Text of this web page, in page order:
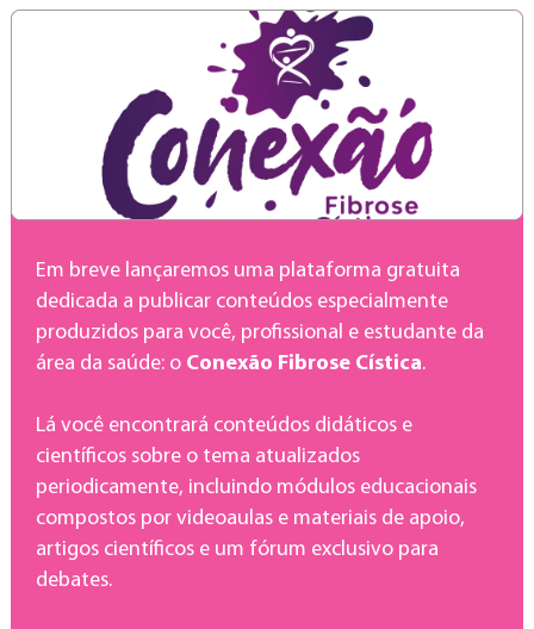
Em breve lançaremos uma plataforma gratuita
dedicada a publicar conteúdos especialmente
produzidos para você, profissional e estudante da
área da saúde: o Conexão Fibrose Cística.
Lá você encontrará conteúdos didáticos e
científicos sobre o tema atualizados
periodicamente, incluindo módulos educacionais
compostos por videoaulas e materiais de apoio,
artigos científicos e um fórum exclusivo para
debates.